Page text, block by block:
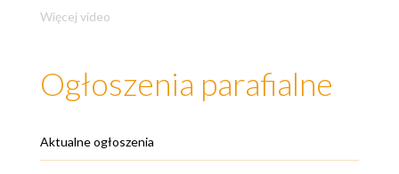
Więcej video
Ogłoszenia parafialne
Aktualne ogłoszenia